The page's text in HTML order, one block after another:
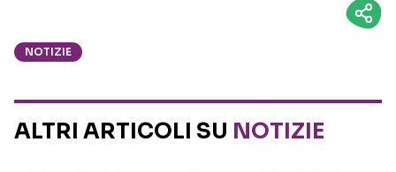
NOTIZIE
ALTRI ARTICOLI SU NOTIZIE